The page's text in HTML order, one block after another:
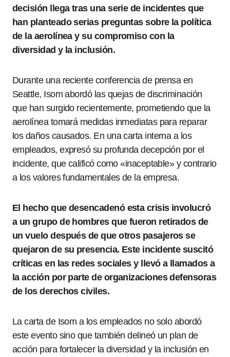
decisión llega tras una serie de incidentes que
han planteado serias preguntas sobre la política
de la aerolínea y su compromiso con la
diversidad y la inclusión.
Durante una reciente conferencia de prensa en
Seattle, Isom abordó las quejas de discriminación
que han surgido recientemente, prometiendo que la
aerolínea tomará medidas inmediatas para reparar
los daños causados. En una carta interna a los
empleados, expresó su profunda decepción por el
incidente, que calificó como «inaceptable» y contrario
a los valores fundamentales de la empresa.
El hecho que desencadenó esta crisis involucró
a un grupo de hombres que fueron retirados de
un vuelo después de que otros pasajeros se
quejaron de su presencia. Este incidente suscitó
críticas en las redes sociales y llevó a llamados a
la acción por parte de organizaciones defensoras
de los derechos civiles.
La carta de Isom a los empleados no solo abordó
este evento sino que también delineó un plan de
acción para fortalecer la diversidad y la inclusión en